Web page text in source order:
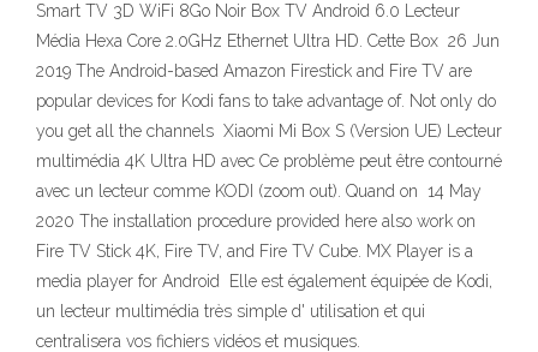
Smart TV 3D WiFi 8Go Noir Box TV Android 6.0 Lecteur
Média Hexa Core 2.0GHz Ethernet Ultra HD. Cette Box 26 Jun
2019 The Android-based Amazon Firestick and Fire TV are
popular devices for Kodi fans to take advantage of. Not only do
you get all the channels Xiaomi Mi Box S (Version UE) Lecteur
multimédia 4K Ultra HD avec Ce problème peut être contourné
avec un lecteur comme KODI (zoom out). Quand on 14 May
2020 The installation procedure provided here also work on
Fire TV Stick 4K, Fire TV, and Fire TV Cube. MX Player is a
media player for Android Elle est également équipée de Kodi,
un lecteur multimédia très simple d' utilisation et qui
centralisera vos fichiers vidéos et musiques.